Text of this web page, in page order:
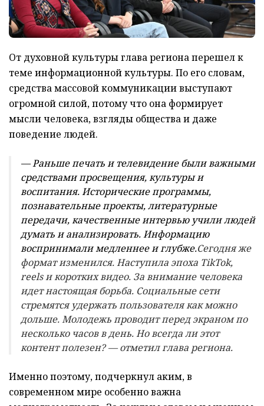
От духовной культуры глава региона перешел к
теме информационной культуры. По его словам,
средства массовой коммуникации выступают
огромной силой, потому что она формирует
мысли человека, взгляды общества и даже
поведение людей.
— Раньше печать и телевидение были важными
средствами просвещения, культуры и
воспитания. Исторические программы,
познавательные проекты, литературные
передачи, качественные интервью учили людей
думать и анализировать. Информацию
воспринимали медленнее и глубже.Сегодня же
формат изменился. Наступила эпоха TikTok,
reels и коротких видео. За внимание человека
идет настоящая борьба. Социальные сети
стремятся удержать пользователя как можно
дольше. Молодежь проводит перед экраном по
несколько часов в день. Но всегда ли этот
контент полезен? — отметил глава региона.
Именно поэтому, подчеркнул аким, в
современном мире особенно важна